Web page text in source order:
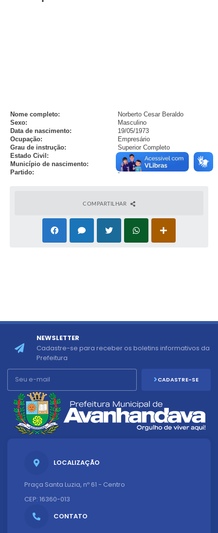
Nome completo:
Norberto Cesar Beraldo
Sexo:
Masculino
Data de nascimento:
19/05/1973
Ocupação:
Empresário
Grau de instrução:
Superior Completo
Estado Civil:
Divorciado(a)
Município de nascimento:
Avanhandava - SP
Partido:
-
COMPARTILHAR
LOCALIZAÇÃO
Praça Santa Luzia, nº 61 - Centro
CEP: 16360-013
CONTATO
NEWSLETTER
Cadastre-se para receber os boletins informativos da
Prefeitura
CADASTRE-SE